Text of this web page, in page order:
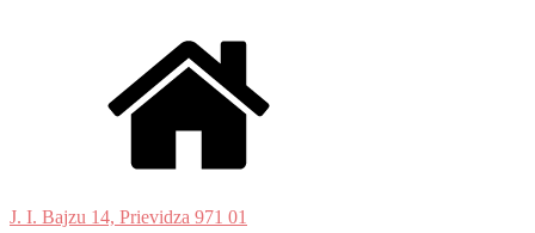
J. I. Bajzu 14, Prievidza 971 01